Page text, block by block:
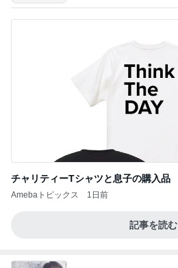
チャリティーTシャツと息子の購入品
Amebaトピックス 1日前
記事を読む